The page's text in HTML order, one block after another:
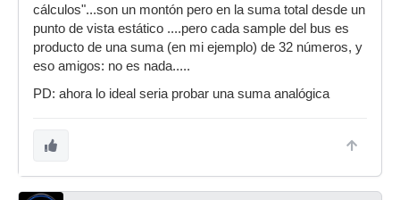
cálculos"...son un montón pero en la suma total desde un
punto de vista estático ....pero cada sample del bus es
producto de una suma (en mi ejemplo) de 32 números, y
eso amigos: no es nada.....
PD: ahora lo ideal seria probar una suma analógica